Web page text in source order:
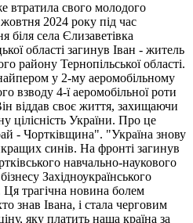
втратила свого молодого
2024 року під час
біля села Єлизаветівка
області загинув Іван - житель
району Тернопільської області.
у 2-му аеромобільному
взводу 4-ї аеромобільної роти
віддав своє життя, захищаючи
цілісність України. Про це
- Чортківщина". "Україна знову
синів. На фронті загинув
навчально-наукового
Західноукраїнського
Ця трагічна новина болем
знав Івана, і стала черговим
яку платить наша країна за